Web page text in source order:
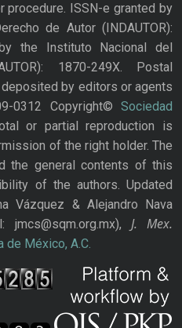
procedure. ISSN-e granted by
de Autor (INDAUTOR):
the Instituto Nacional del
1870-249X. Postal
by editors or agents
0312 Copyright© Sociedad
or partial reproduction is
of the right holder. The
the general contents of this
of the authors. Updated
Vázquez & Alejandro Nava
J. Mex.
de México, A.C.